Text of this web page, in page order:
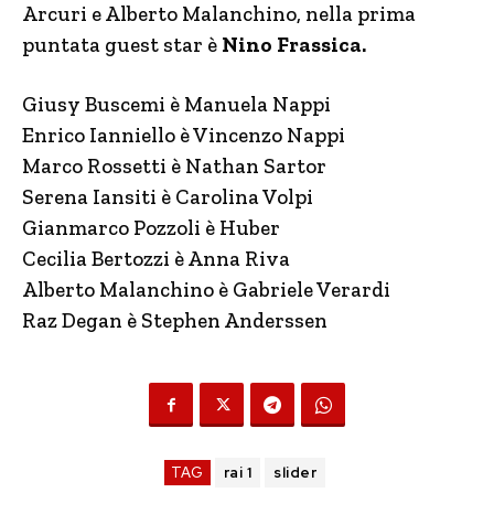
Arcuri e Alberto Malanchino, nella prima
puntata guest star è Nino Frassica.
Giusy Buscemi è Manuela Nappi
Enrico Ianniello è Vincenzo Nappi
Marco Rossetti è Nathan Sartor
Serena Iansiti è Carolina Volpi
Gianmarco Pozzoli è Huber
Cecilia Bertozzi è Anna Riva
Alberto Malanchino è Gabriele Verardi
Raz Degan è Stephen Anderssen
TAG rai 1 slider